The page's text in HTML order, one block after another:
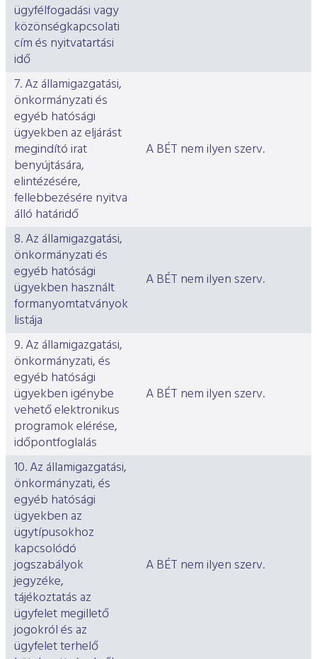
ügyfélfogadási vagy
közönségkapcsolati
cím és nyitvatartási
idő
7. Az államigazgatási,
önkormányzati és
egyéb hatósági
ügyekben az eljárást
megindító irat
benyújtására,
elintézésére,
fellebbezésére nyitva
álló határidő
A BÉT nem ilyen szerv.
8. Az államigazgatási,
önkormányzati és
egyéb hatósági
ügyekben használt
formanyomtatványok
listája
A BÉT nem ilyen szerv.
9. Az államigazgatási,
önkormányzati, és
egyéb hatósági
ügyekben igénybe
vehető elektronikus
programok elérése,
időpontfoglalás
A BÉT nem ilyen szerv.
10. Az államigazgatási,
önkormányzati, és
egyéb hatósági
ügyekben az
ügytípusokhoz
kapcsolódó
jogszabályok
jegyzéke,
tájékoztatás az
ügyfelet megillető
jogokról és az
ügyfelet terhelő
A BÉT nem ilyen szerv.